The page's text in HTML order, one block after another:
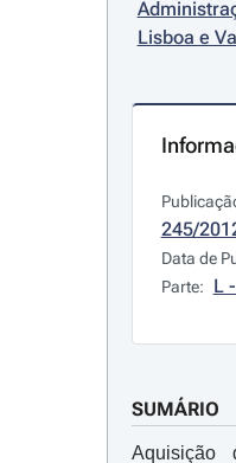
Lisboa e
245/
Data de
Parte: L
SUMÁRIO
Aquisição